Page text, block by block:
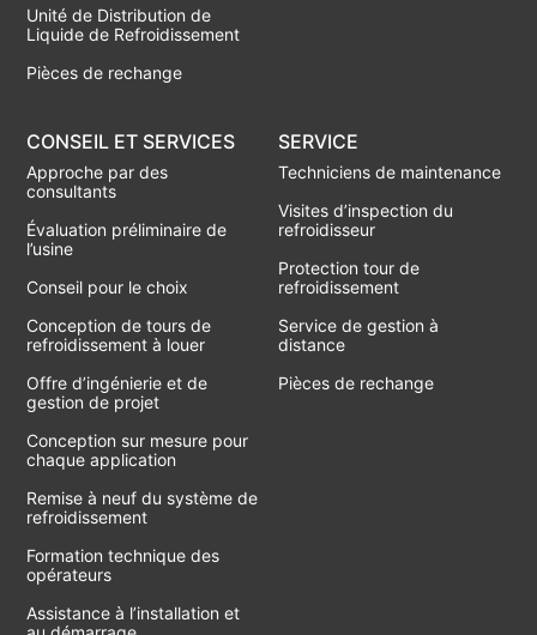
Unité de Distribution de
Liquide de Refroidissement
Pièces de rechange
CONSEIL ET SERVICES
Approche par des
consultants
Évaluation préliminaire de
l’usine
Conseil pour le choix
Conception de tours de
refroidissement à louer
Offre d’ingénierie et de
gestion de projet
Conception sur mesure pour
chaque application
Remise à neuf du système de
refroidissement
Formation technique des
opérateurs
Assistance à l’installation et
SERVICE
Techniciens de maintenance
Visites d’inspection du
refroidisseur
Protection tour de
refroidissement
Service de gestion à
distance
Pièces de rechange